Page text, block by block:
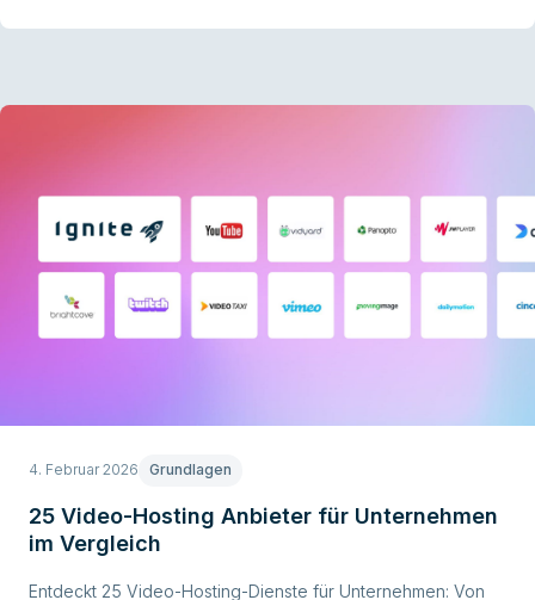
4. Februar 2026 Grundlagen
25 Video-Hosting Anbieter für Unternehmen
im Vergleich
Entdeckt 25 Video-Hosting-Dienste für Unternehmen: Von